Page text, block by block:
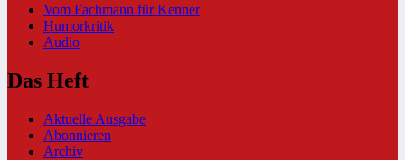
Vom Fachmann für Kenner
Humorkritik
Audio
Das Heft
Aktuelle Ausgabe
Abonnieren
Archiv